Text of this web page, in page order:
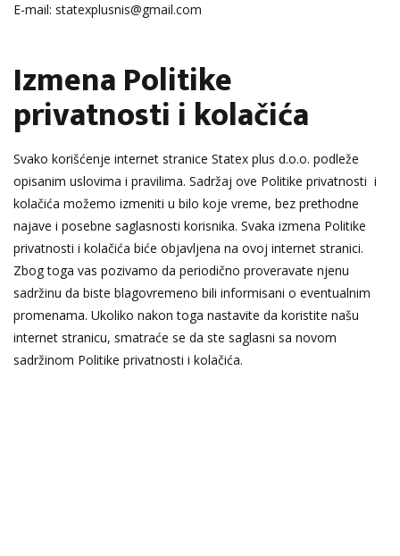
E-mail: statexplusnis@gmail.com
Izmena Politike
privatnosti i kolačića
Svako korišćenje internet stranice Statex plus d.o.o. podleže
opisanim uslovima i pravilima. Sadržaj ove Politike privatnosti i
kolačića možemo izmeniti u bilo koje vreme, bez prethodne
najave i posebne saglasnosti korisnika. Svaka izmena Politike
privatnosti i kolačića biće objavljena na ovoj internet stranici.
Zbog toga vas pozivamo da periodično proveravate njenu
sadržinu da biste blagovremeno bili informisani o eventualnim
promenama. Ukoliko nakon toga nastavite da koristite našu
internet stranicu, smatraće se da ste saglasni sa novom
sadržinom Politike privatnosti i kolačića.